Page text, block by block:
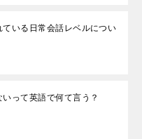
いる日常会話レベルについ
って英語で何て言う？